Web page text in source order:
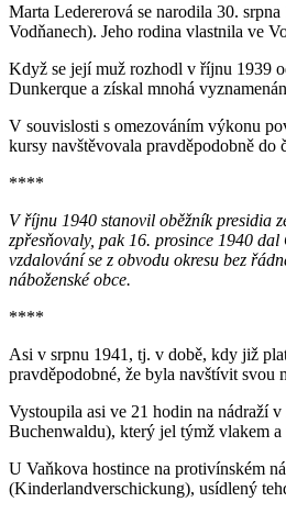
Marta Ledererová se narodila 30.
Vodňanech). Jeho rodina vlastnila ve
Když se její muž rozhodl v říjnu 1939
Dunkerque a získal mnohá
V souvislosti s omezováním výkonu
kursy navštěvovala pravděpodobně do
****
V říjnu 1940 stanovil oběžník presidia
zpřesňovaly, pak 16. prosince 1940
vzdalování se z obvodu okresu bez
náboženské obce.
****
Asi v srpnu 1941, tj. v době, kdy již
pravděpodobné, že byla navštívit svou
Vystoupila asi ve 21 hodin na nádraží
Buchenwaldu), který jel týmž vlakem
U Vaňkova hostince na protivínském
(Kinderlandverschickung), usídlený